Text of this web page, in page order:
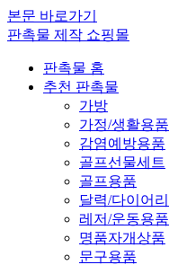
본문 바로가기
판촉물 제작 쇼핑몰
판촉물 홈
추천 판촉물
가방
가정/생활용품
감염예방용품
골프선물세트
골프용품
달력/다이어리
레저/운동용품
명품자개상품
문구용품